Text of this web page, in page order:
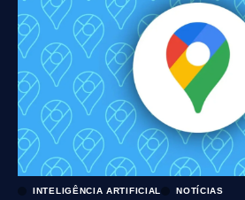
INTELIGÊNCIA ARTIFICIAL NOTÍCIAS